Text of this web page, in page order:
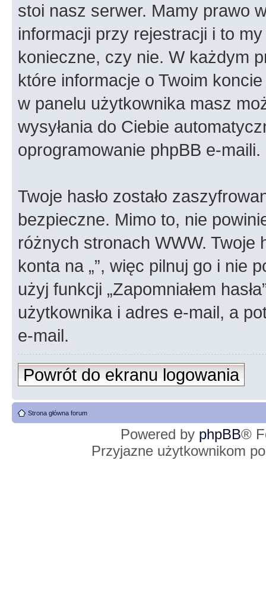
stoi nasz serwer. Mamy prawo
informacji przy rejestracji i to
konieczne, czy nie. W każdym
które informacje o Twoim
w panelu użytkownika masz
wysyłania do Ciebie
oprogramowanie phpBB e-maili.
Twoje hasło zostało
bezpieczne. Mimo to, nie
różnych stronach WWW. Twoje
konta na „”, więc pilnuj go i nie
użyj funkcji „Zapomniałem
użytkownika i adres e-mail, a
e-mail.
Powrót do ekranu logowania
Strona główna forum
Powered by phpBB®
Przyjazne użytkownikom